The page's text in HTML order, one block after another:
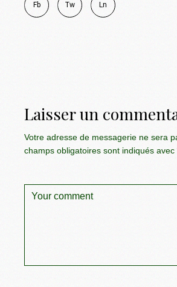
Fb Tw Ln
Laisser un
Votre adresse de messagerie ne sera
champs obligatoires sont indiqués avec